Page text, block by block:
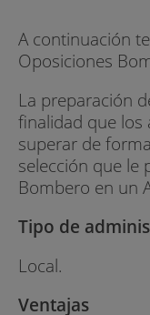
A continuación
Oposiciones
La preparación
finalidad que
superar de
selección que le
Bombero en un
Tipo de
Local.
Ventajas